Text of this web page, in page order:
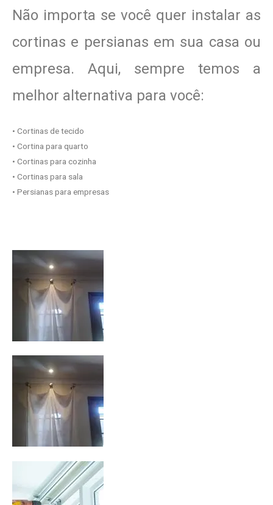
Não importa se você quer instalar as
cortinas e persianas em sua casa ou
empresa. Aqui, sempre temos a
melhor alternativa para você:
• Cortinas de tecido
• Cortina para quarto
• Cortinas para cozinha
• Cortinas para sala
• Persianas para empresas